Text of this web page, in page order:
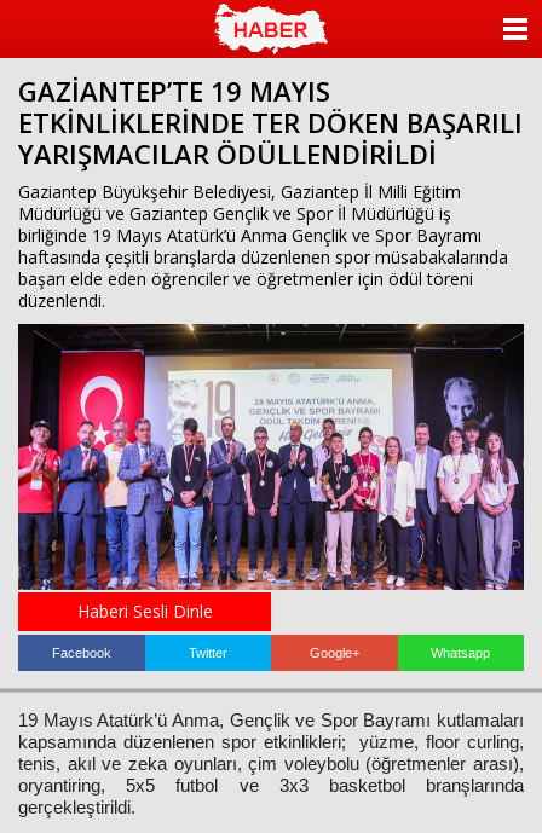
GAZİANTEP’TE 19 MAYIS
ETKİNLİKLERİNDE TER DÖKEN BAŞARILI
YARIŞMACILAR ÖDÜLLENDİRİLDİ
Gaziantep Büyükşehir Belediyesi, Gaziantep İl Milli Eğitim
Müdürlüğü ve Gaziantep Gençlik ve Spor İl Müdürlüğü iş
birliğinde 19 Mayıs Atatürk’ü Anma Gençlik ve Spor Bayramı
haftasında çeşitli branşlarda düzenlenen spor müsabakalarında
başarı elde eden öğrenciler ve öğretmenler için ödül töreni
düzenlendi.
Haberi Sesli Dinle
Facebook Twitter Google+ Whatsapp
19 Mayıs Atatürk’ü Anma, Gençlik ve Spor Bayramı kutlamaları
kapsamında düzenlenen spor etkinlikleri; yüzme, floor curling,
tenis, akıl ve zeka oyunları, çim voleybolu (öğretmenler arası),
oryantiring, 5x5 futbol ve 3x3 basketbol branşlarında
gerçekleştirildi.
YAZARLAR
ANKETLER
FOTO GALERİ
VİDEO GALERİ
KÜNYE
İLETİŞİM